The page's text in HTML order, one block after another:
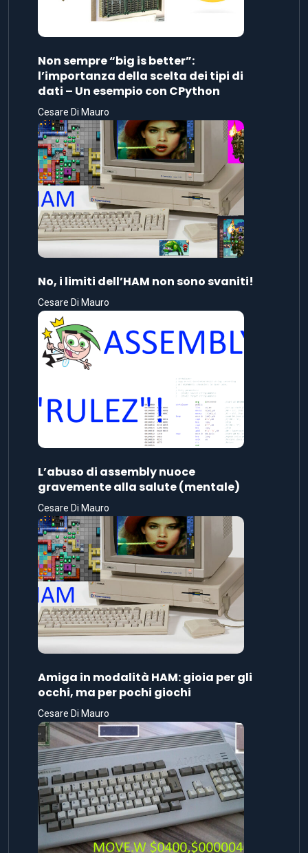
Non sempre “big is better”:
l’importanza della scelta dei tipi di
dati – Un esempio con CPython
Cesare Di Mauro
No, i limiti dell’HAM non sono svaniti!
Cesare Di Mauro
L’abuso di assembly nuoce
gravemente alla salute (mentale)
Cesare Di Mauro
Amiga in modalità HAM: gioia per gli
occhi, ma per pochi giochi
Cesare Di Mauro